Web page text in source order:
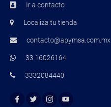
Ir a contacto
Localiza tu tienda
contacto@apymsa.com.mx
33 16026164
3332084440